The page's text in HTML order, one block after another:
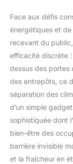
Face aux défis
énergétiques et de
recevant du
efficacité discrète :
dessus des portes
des entrepôts, ce
séparation des
d’un simple
sophistiquée dont
bien-être des
barrière invisible
et la fraîcheur en